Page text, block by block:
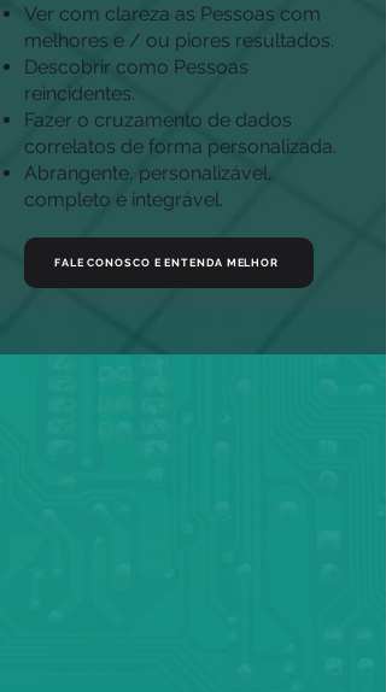
Ver com clareza as Pessoas com
melhores e / ou piores resultados.
Descobrir como Pessoas
reincidentes.
Fazer o cruzamento de dados
correlatos de forma personalizada.
Abrangente, personalizável,
completo e integrável.
FALE CONOSCO E ENTENDA MELHOR
FALE CONOSCO E ENTENDA MELHOR